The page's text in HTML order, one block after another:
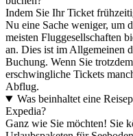
Indem Sie Ihr Ticket
Nu eine Sache weniger, um
meisten Fluggesellschaften
an. Dies ist im Allgemeinen
Buchung. Wenn Sie
erschwingliche Tickets
Abflug.
Was beinhaltet eine
Expedia?
Ganz wie Sie möchten! Sie